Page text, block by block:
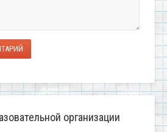
организации